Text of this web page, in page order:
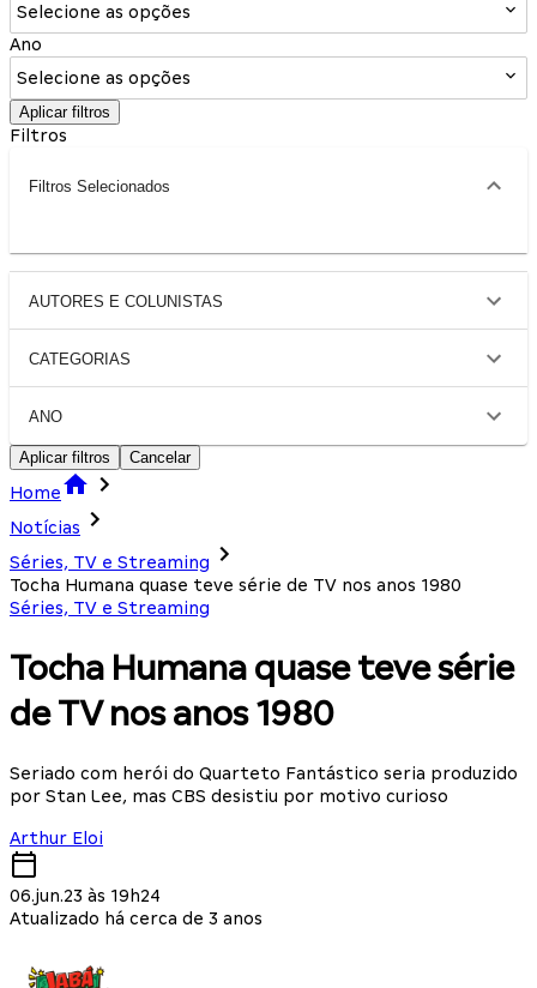
Selecione as opções
Ano
Selecione as opções
Aplicar filtros
Filtros
Filtros Selecionados
AUTORES E COLUNISTAS
CATEGORIAS
ANO
Aplicar filtros Cancelar
Home
Notícias
Séries, TV e Streaming
Tocha Humana quase teve série de TV nos anos 1980
Séries, TV e Streaming
Tocha Humana quase teve série
de TV nos anos 1980
Seriado com herói do Quarteto Fantástico seria produzido
por Stan Lee, mas CBS desistiu por motivo curioso
Arthur Eloi
06.jun.23 às 19h24
Atualizado há cerca de 3 anos